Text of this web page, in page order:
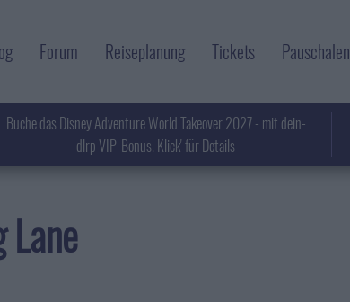
Forum Reiseplanung Tickets Pauschalen
Buche das Disney Adventure World Takeover 2027 - mit dein-
dlrp VIP-Bonus. Klick' für Details